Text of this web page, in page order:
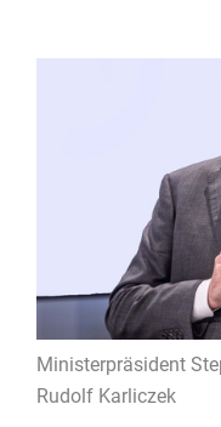
Ministerpräsident
Rudolf Karliczek